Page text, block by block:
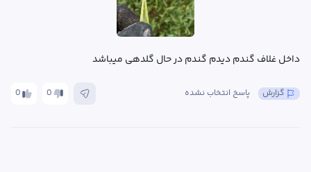
داخل غلاف گندم دیدم گندم در حال گلدهی میباشد
0 0 پاسخ انتخاب نشده گزارش